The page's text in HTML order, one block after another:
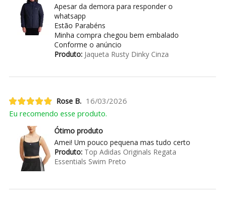
Apesar da demora para responder o
whatsapp
Estão Parabéns
Minha compra chegou bem embalado
Conforme o anúncio
Produto:Jaqueta Rusty Dinky Cinza
Rose B. 16/03/2026
Eu recomendo esse produto.
Ótimo produto
Amei! Um pouco pequena mas tudo certo
Produto:Top Adidas Originals Regata
Essentials Swim Preto